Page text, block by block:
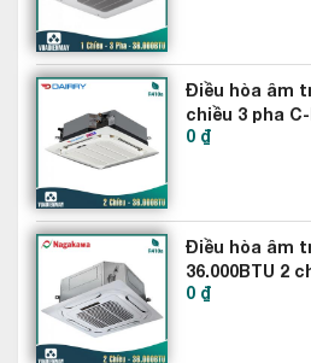
thiện với môi trường, còn mang lại
đáng kể so với R22, giúp bạn tiết
Điều hòa âm
chiều 3 pha C-
0 ₫
Điều hòa âm
36.000BTU 2
0 ₫